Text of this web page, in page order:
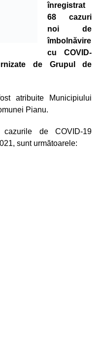
înregistrat
68 cazuri
noi de
îmbolnăvire
cu COVID-
de Grupul de
atribuite Municipiului
Pianu.
de COVID-19
sunt următoarele: